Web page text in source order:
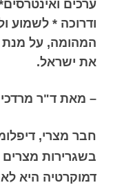
ערכים
ודרוכה * לשמוע
המהומה, על מנת
את ישראל.
– מאת ד"ר מרדכי
חבר מצרי,
בשגרירות
דמוקרטיה היא